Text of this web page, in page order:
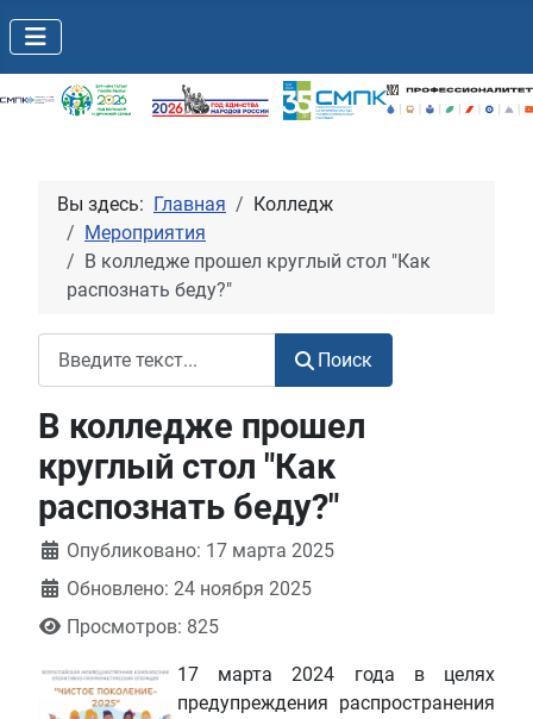
Вы здесь: Главная
Колледж
Мероприятия
В колледже прошел круглый стол "Как
распознать беду?"
Поиск
В колледже прошел
круглый стол "Как
распознать беду?"
Информация о материале
Опубликовано: 17 марта 2025
Обновлено: 24 ноября 2025
Просмотров: 825
17 марта 2024 года в целях
предупреждения распространения